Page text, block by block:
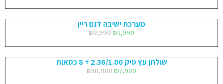
מערכת ישיבה דגם ריין
₪2,990 ₪1,990
שולחן עץ טיק 2.36/1.00 + 8 כסאות
₪10,900 ₪7,900